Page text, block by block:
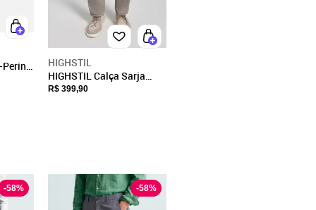
Perin
HIGHSTIL
HIGHSTIL Calça Sarja
Slim Fit - Cinza
R$ 399,90
-58% -58%